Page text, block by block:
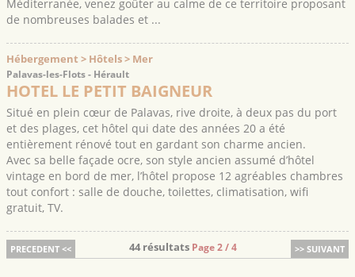
Méditerranée, venez goûter au calme de ce territoire proposant
de nombreuses balades et ...
Hébergement > Hôtels > Mer
Palavas-les-Flots - Hérault
HOTEL LE PETIT BAIGNEUR
Situé en plein cœur de Palavas, rive droite, à deux pas du port
et des plages, cet hôtel qui date des années 20 a été
entièrement rénové tout en gardant son charme ancien.
Avec sa belle façade ocre, son style ancien assumé d’hôtel
vintage en bord de mer, l’hôtel propose 12 agréables chambres
tout confort : salle de douche, toilettes, climatisation, wifi
gratuit, TV.
PRECEDENT << >> SUIVANT
44 résultats Page 2 / 4